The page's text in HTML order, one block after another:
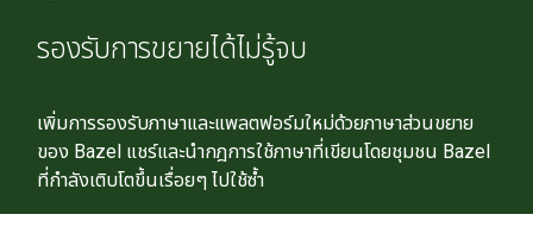
รองรับการขยายได้ไม่รู้จบ
เพิ่มการรองรับภาษาและแพลตฟอร์มใหม่ด้วยภาษาส่วนขยาย
ของ Bazel แชร์และนำกฎการใช้ภาษาที่เขียนโดยชุมชน Bazel
ที่กำลังเติบโตขึ้นเรื่อยๆ ไปใช้ซ้ำ